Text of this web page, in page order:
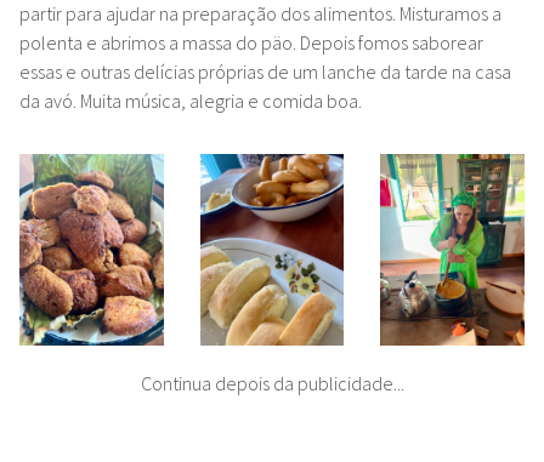
partir para ajudar na preparação dos alimentos. Misturamos a
polenta e abrimos a massa do päo. Depois fomos saborear
essas e outras delícias próprias de um lanche da tarde na casa
da avó. Muita música, alegria e comida boa.
Continua depois da publicidade...